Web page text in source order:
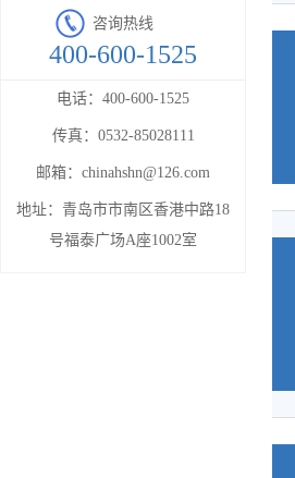
咨询热线
400-600-1525
电话： 400-600-1525
传真： 0532-85028111
邮箱： chinahshn@126.com
地址： 青岛市市南区香港中路18
号福泰广场A座1002室